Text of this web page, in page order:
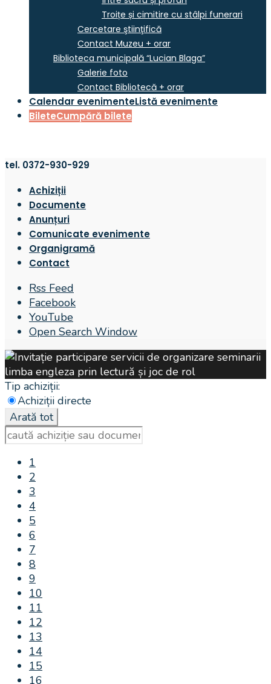
Troițe și cimitire cu stâlpi funerari
Cercetare ştiinţifică
Contact Muzeu + orar
Biblioteca municipală “Lucian Blaga”
Galerie foto
Contact Bibliotecă + orar
Calendar evenimenteListă evenimente
BileteCumpără bilete
tel. 0372-930-929
Achiziții
Documente
Anunțuri
Comunicate evenimente
Organigramă
Contact
Rss Feed
Facebook
YouTube
Open Search Window
Tip achiziții:
Achiziții directe
1
2
3
4
5
6
7
8
9
10
11
12
13
14
15
16